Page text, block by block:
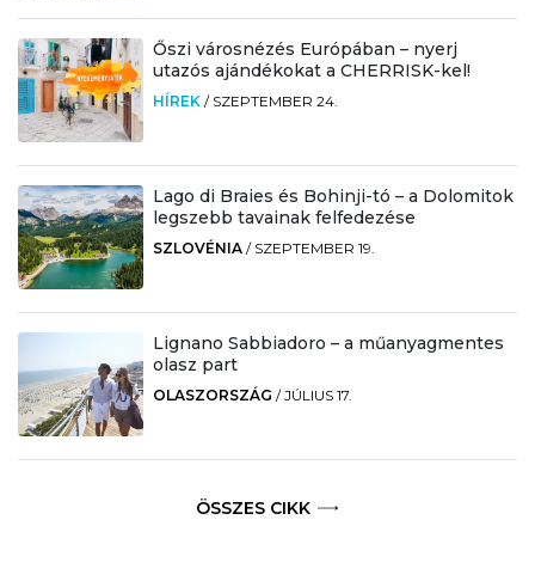
Őszi városnézés Európában – nyerj
utazós ajándékokat a CHERRISK-kel!
HÍREK / SZEPTEMBER 24.
Lago di Braies és Bohinji-tó – a Dolomitok
legszebb tavainak felfedezése
SZLOVÉNIA / SZEPTEMBER 19.
Lignano Sabbiadoro – a műanyagmentes
olasz part
OLASZORSZÁG /JÚLIUS 17.
ÖSSZES CIKK